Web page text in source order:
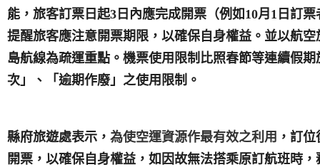
能，旅客訂票日起3日內應完成開票（例如10月1日訂
提醒旅客應注意開票期限，以確保自身權益。並以航
島航線為疏運重點。機票使用限制比照春節等連續假
次」、「逾期作廢」之使用限制。
縣府旅遊處表示， 為使空運資源作最有效之利用 ，訂
開票，以確保自身權益，如因故無法搭乘原訂航班時